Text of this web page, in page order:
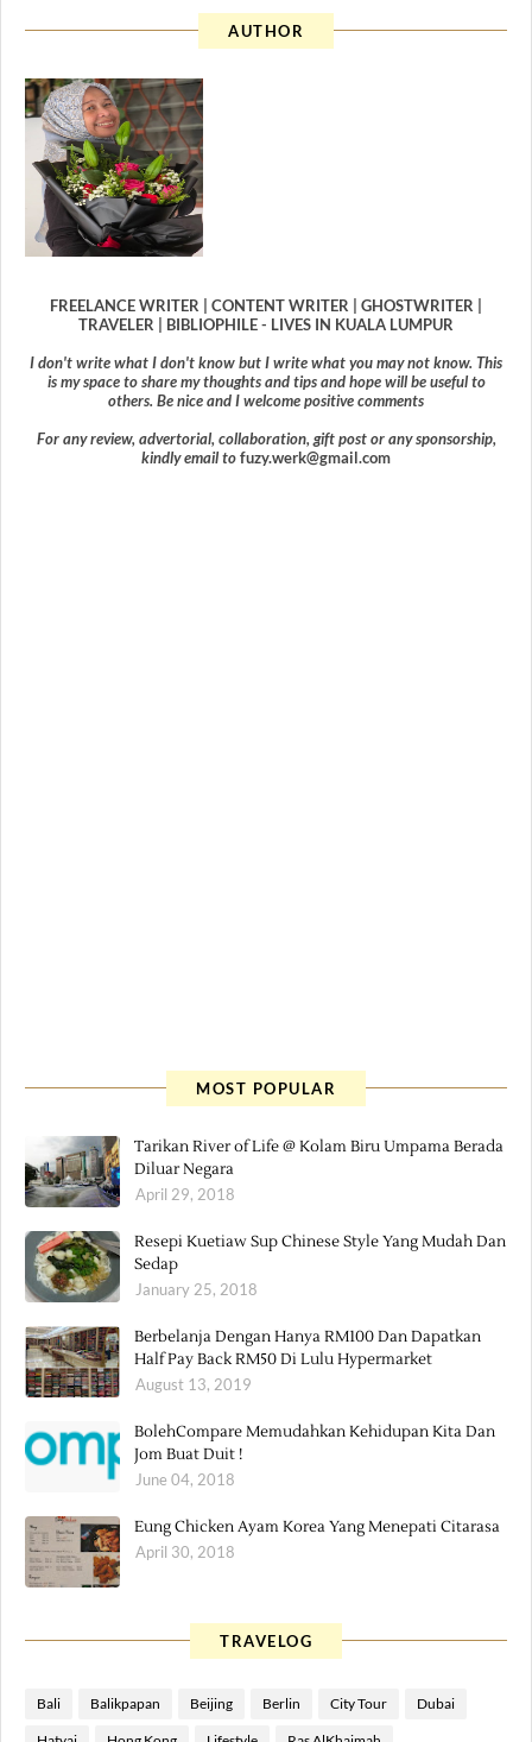
AUTHOR
FREELANCE WRITER | CONTENT WRITER | GHOSTWRITER |
TRAVELER | BIBLIOPHILE - LIVES IN KUALA LUMPUR
I don't write what I don't know but I write what you may not know. This
is my space to share my thoughts and tips and hope will be useful to
others. Be nice and I welcome positive comments
For any review, advertorial, collaboration, gift post or any sponsorship,
kindly email tofuzy.werk@gmail.com
MOST POPULAR
Tarikan River of Life @ Kolam Biru Umpama Berada
Diluar Negara
April 29, 2018
Resepi Kuetiaw Sup Chinese Style Yang Mudah Dan
Sedap
January 25, 2018
Berbelanja Dengan Hanya RM100 Dan Dapatkan
Half Pay Back RM50 Di Lulu Hypermarket
August 13, 2019
BolehCompare Memudahkan Kehidupan Kita Dan
Jom Buat Duit !
June 04, 2018
Eung Chicken Ayam Korea Yang Menepati Citarasa
April 30, 2018
TRAVELOG
Bali Balikpapan Beijing Berlin City Tour Dubai